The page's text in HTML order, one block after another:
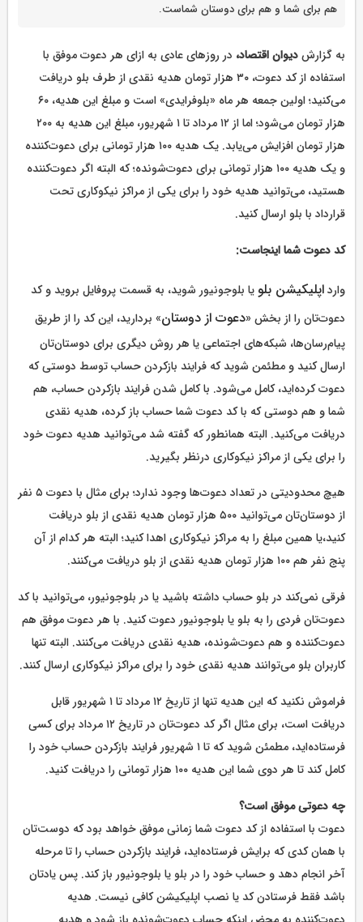
هم برای شما و هم برای دوستان شماست.
به گزارشدیوان اقتصاد، در روزهای عادی به ازای هر دعوت موفق با
استفاده از کد دعوت، ۳۰ هزار تومان هدیه نقدی از طرف بلو دریافت
می‌کنید؛ اولین جمعه هر ماه «بلوفرایدی» است و مبلغ این هدیه، ۶۰
هزار تومان می‌شود؛ اما از ۱۲ مرداد تا ۱ شهریور، مبلغ این هدیه به ۲۰۰
هزار تومان افزایش می‌یابد. یک هدیه ۱۰۰ هزار تومانی برای دعوت‌کننده
و یک هدیه ۱۰۰ هزار تومانی برای دعوت‌شونده؛ که البته اگر دعوت‌کننده
هستید، می‌توانید هدیه خود را برای یکی از مراکز نیکوکاری تحت
قرارداد با بلو ارسال کنید.
کد دعوت شما اینجاست:
وارداپلیکیشن بلو یا بلوجونیور شوید، به قسمت پروفایل بروید و کد
دعوت‌تان را از بخش «دعوت از دوستان» بردارید، این کد را از طریق
پیام‌رسان‌ها، شبکه‌های اجتماعی یا هر روش دیگری برای دوستان‌تان
ارسال کنید و مطئمن شوید که فرایند بازکردن حساب توسط دوستی که
دعوت کرده‌اید، کامل می‌شود. با کامل شدن فرایند بازکردن حساب، هم
شما و هم دوستی که با کد دعوت شما حساب باز کرده، هدیه نقدی
دریافت می‌کنید. البته همانطور که گفته شد می‌توانید هدیه دعوت خود
را برای یکی از مراکز نیکوکاری درنظر بگیرید.
هیچ محدودیتی در تعداد دعوت‌ها وجود ندارد؛ برای مثال با دعوت ۵ نفر
از دوستان‌تان می‌توانید ۵۰۰ هزار تومان هدیه نقدی از بلو دریافت
کنید،یا همین مبلغ را به مراکز نیکوکاری اهدا کنید؛ البته هر کدام از آن
پنج نفر هم ۱۰۰ هزار تومان هدیه نقدی از بلو دریافت ‌می‌کنند.
فرقی نمی‌کند در بلو حساب داشته باشید یا در بلوجونیور، می‌توانید با کد
دعوت‌تان فردی را به بلو یا بلوجونیور دعوت کنید. با هر دعوت موفق هم
دعوت‌کننده و هم دعوت‌شونده، هدیه نقدی دریافت می‌کنند. البته تنها
کاربران بلو می‌توانند هدیه نقدی خود را برای مراکز نیکوکاری ارسال کنند.
فراموش نکنید که این هدیه تنها از تاریخ ۱۲ مرداد تا ۱ شهریور قابل
دریافت است، برای مثال اگر کد دعوت‌تان در تاریخ ۱۲ مرداد برای کسی
فرستاده‌اید، مطمئن شوید که تا ۱ شهریور فرایند بازکردن حساب خود را
کامل کند تا هر دوی شما این هدیه ۱۰۰ هزار تومانی را دریافت کنید.
چه دعوتی موفق است؟
دعوت با استفاده از کد دعوت شما زمانی موفق خواهد بود که دوست‌تان
با همان کدی که برایش فرستاده‌اید، فرایند بازکردن حساب را تا مرحله
آخر انجام دهد و حساب خود را در بلو یا بلوجونیور باز کند. پس یادتان
باشد فقط فرستادن کد یا نصب اپلیکیشن کافی نیست. هدیه